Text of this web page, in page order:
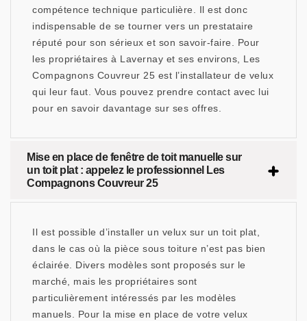
compétence technique particulière. Il est donc
indispensable de se tourner vers un prestataire
réputé pour son sérieux et son savoir-faire. Pour
les propriétaires à Lavernay et ses environs, Les
Compagnons Couvreur 25 est l’installateur de velux
qui leur faut. Vous pouvez prendre contact avec lui
pour en savoir davantage sur ses offres.
Mise en place de fenêtre de toit manuelle sur
un toit plat : appelez le professionnel Les
Compagnons Couvreur 25
Il est possible d’installer un velux sur un toit plat,
dans le cas où la pièce sous toiture n’est pas bien
éclairée. Divers modèles sont proposés sur le
marché, mais les propriétaires sont
particulièrement intéressés par les modèles
manuels. Pour la mise en place de votre velux